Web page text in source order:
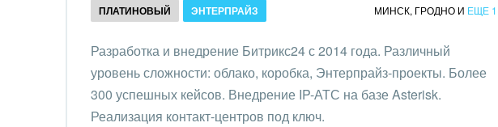
Крупные корпоративные
внедрения
Внедрение для медицины
Внедрение для
Промышленность
СМИ, издательства,
ПЛАТИНОВЫЙ ЭНТЕРПРАЙЗ МИНСК, ГРОДНО И ЕЩЕ 1
Разработка и внедрение Битрикс24 с 2014 года. Различный
уровень сложности: облако, коробка, Энтерпрайз-проекты. Более
300 успешных кейсов. Внедрение IP-АТС на базе Asterisk.
Реализация контакт-центров под ключ.